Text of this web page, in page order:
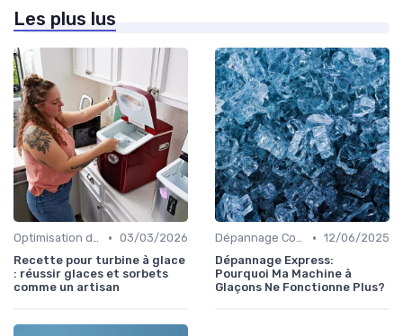
Les plus lus
Optimisation de Production • 03/03/2026
Recette pour turbine à glace
: réussir glaces et sorbets
comme un artisan
Dépannage Courant • 12/06/2025
Dépannage Express:
Pourquoi Ma Machine à
Glaçons Ne Fonctionne Plus?